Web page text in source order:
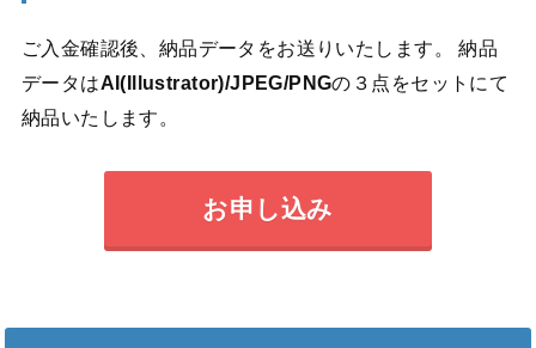
ご入金確認後、納品データをお送りいたします。 納品
データはAI(Illustrator)/JPEG/PNGの３点をセットにて
納品いたします。
お申し込み